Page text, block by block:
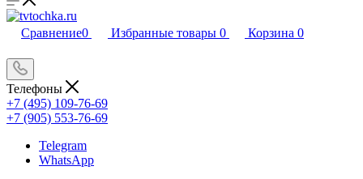
Сравнение0 Избранные товары 0 Корзина 0
Телефоны
+7 (495) 109-76-69
+7 (905) 553-76-69
Telegram
WhatsApp